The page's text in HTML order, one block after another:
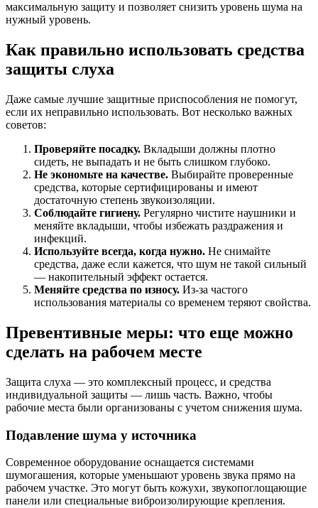
максимальную защиту и позволяет снизить уровень шума на
нужный уровень.
Как правильно использовать средства
защиты слуха
Даже самые лучшие защитные приспособления не помогут,
если их неправильно использовать. Вот несколько важных
советов:
Проверяйте посадку. Вкладыши должны плотно
сидеть, не выпадать и не быть слишком глубоко.
Не экономьте на качестве. Выбирайте проверенные
средства, которые сертифицированы и имеют
достаточную степень звукоизоляции.
Соблюдайте гигиену. Регулярно чистите наушники и
меняйте вкладыши, чтобы избежать раздражения и
инфекций.
Используйте всегда, когда нужно. Не снимайте
средства, даже если кажется, что шум не такой сильный
— накопительный эффект остается.
Меняйте средства по износу. Из-за частого
использования материалы со временем теряют свойства.
Превентивные меры: что еще можно
сделать на рабочем месте
Защита слуха — это комплексный процесс, и средства
индивидуальной защиты — лишь часть. Важно, чтобы
рабочие места были организованы с учетом снижения шума.
Подавление шума у источника
Современное оборудование оснащается системами
шумогашения, которые уменьшают уровень звука прямо на
рабочем участке. Это могут быть кожухи, звукопоглощающие
панели или специальные виброизолирующие крепления.